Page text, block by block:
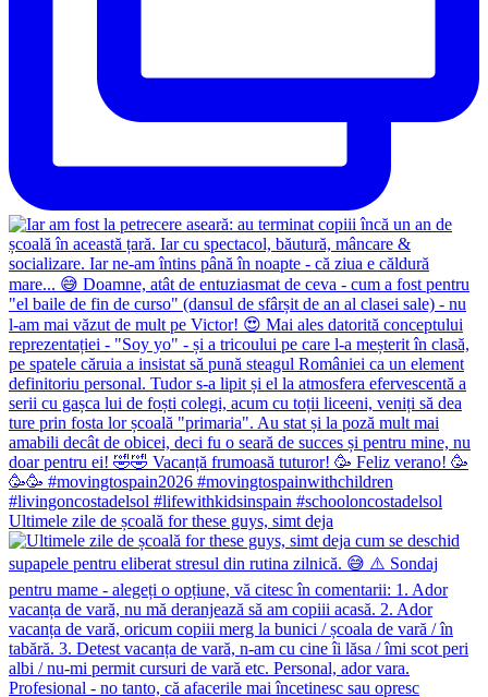
Ultimele zile de școală for these guys, simt deja